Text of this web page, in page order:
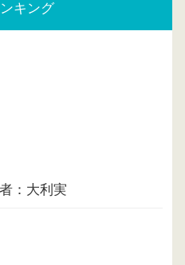
キング
：大利実